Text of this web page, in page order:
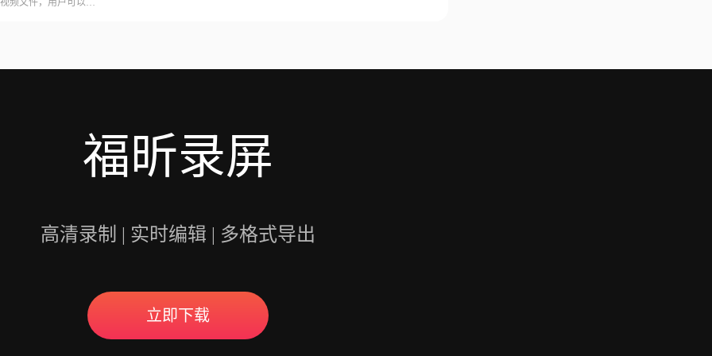
福昕录屏
高清录制 | 实时编辑 | 多格式导出
立即下载